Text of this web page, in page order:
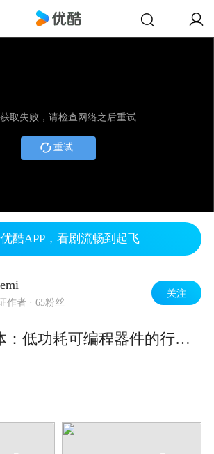
取失败，请检查网络之后重试
重试
酷APP，看剧流畅到起飞
作者 ·65粉丝
关注
莱迪思半导体：低功耗可编程器件的行业领导者